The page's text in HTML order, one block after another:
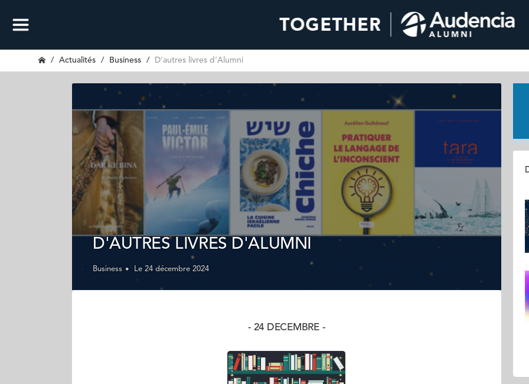
Actualités Business D'autres livres d'Alumni
D'AUTRES LIVRES D'ALUMNI
Business Le 24 décembre 2024
- 24 DECEMBRE -